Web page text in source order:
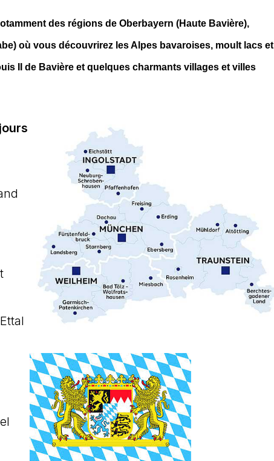
des régions de Oberbayern (Haute Bavière),
où vous découvrirez les Alpes bavaroises, moult lacs et
II de Bavière et quelques charmants villages et villes